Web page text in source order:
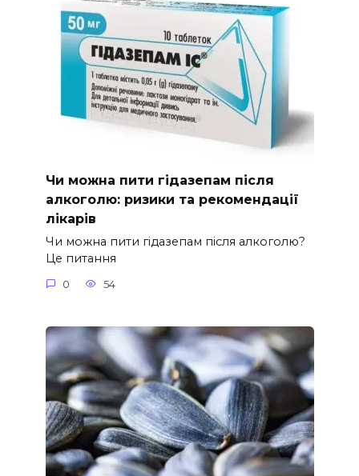
Чи можна пити гідазепам після
алкоголю: ризики та рекомендації
лікарів
Чи можна пити гідазепам після алкоголю?
Це питання
0 54